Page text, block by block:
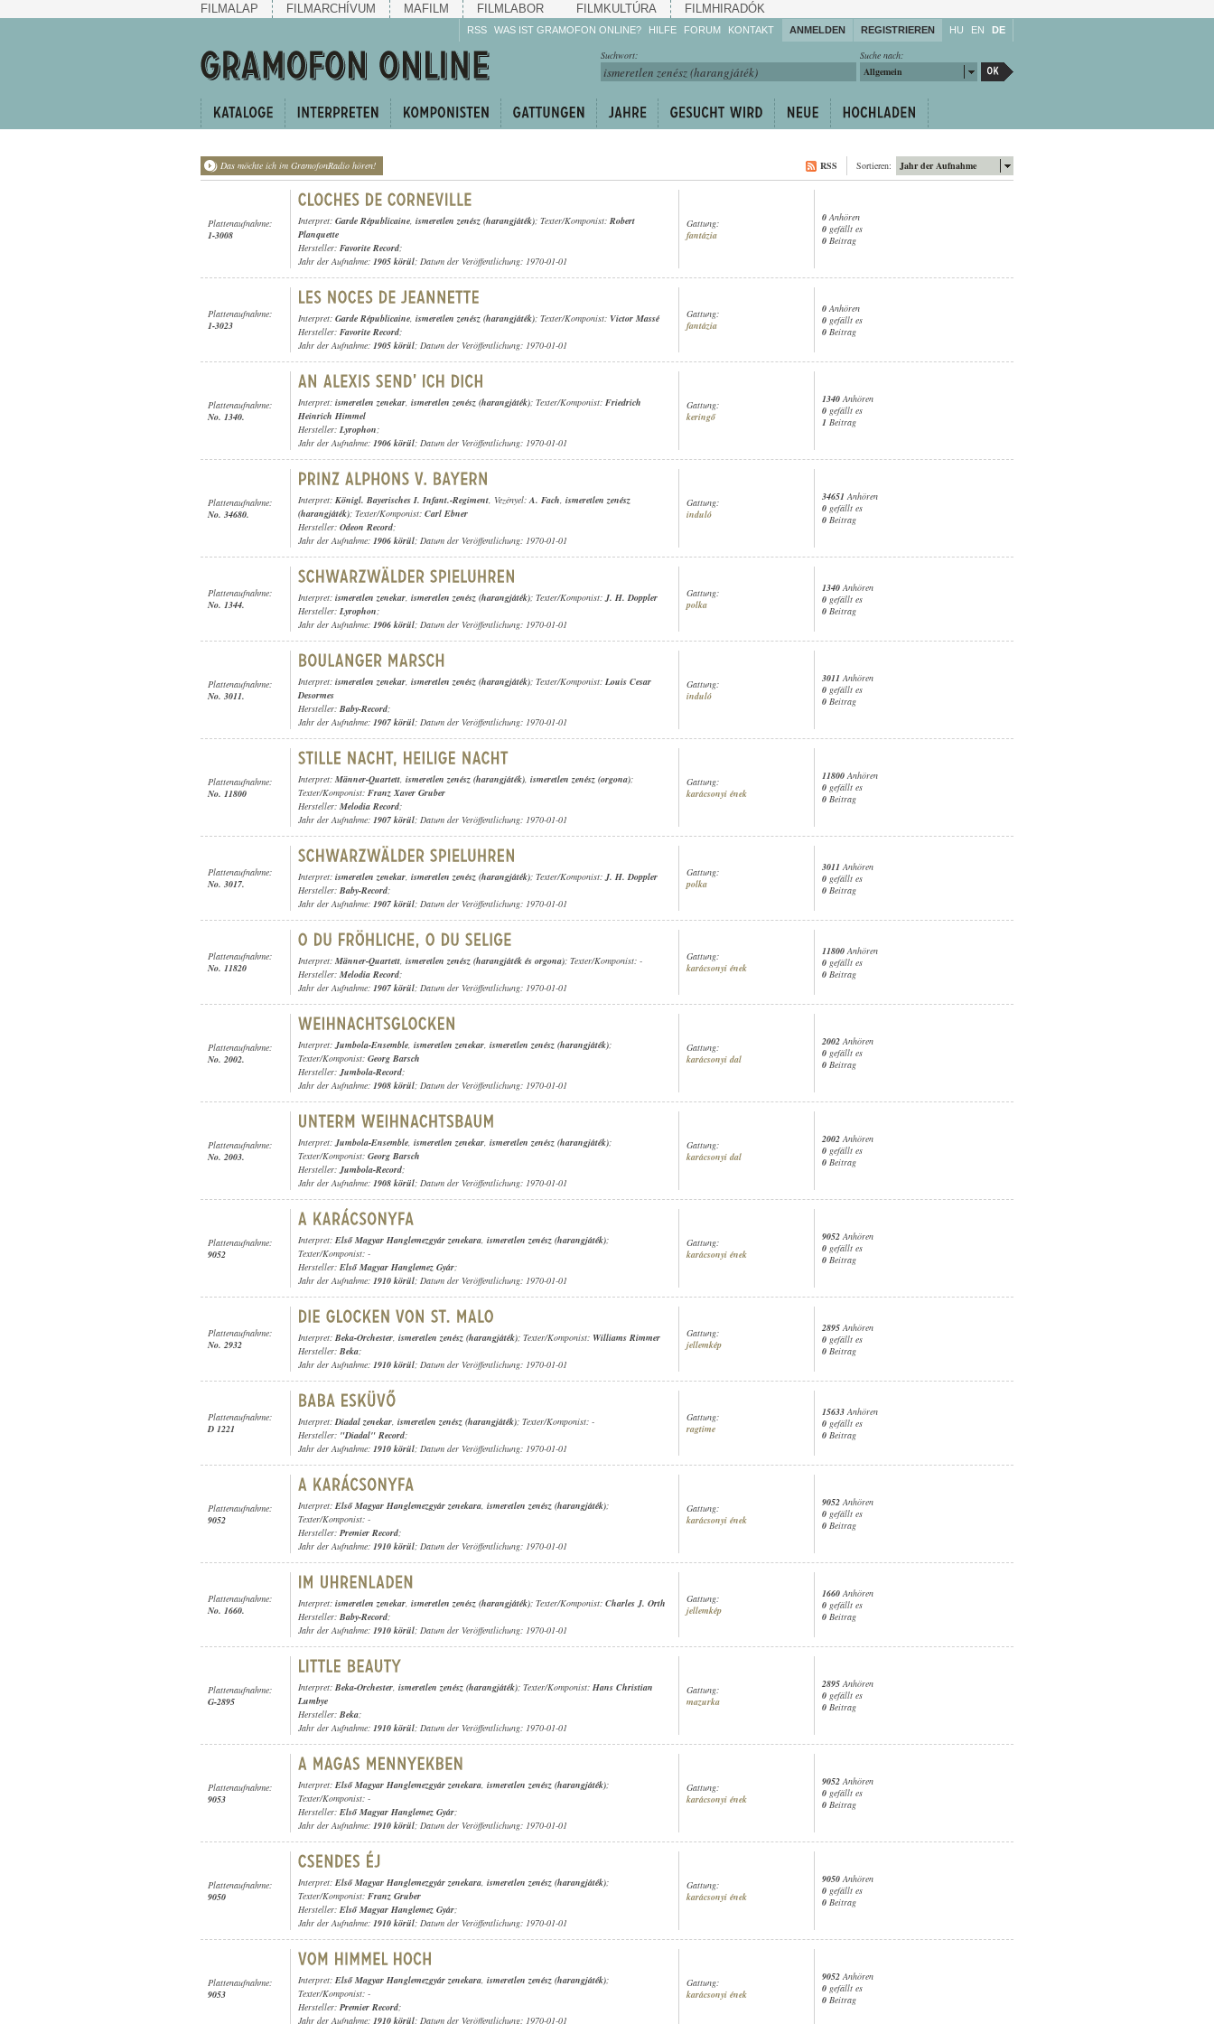
FILMALAP FILMARCHÍVUM MAFILM FILMLABOR FILMKULTÚRA FILMHIRADÓK
RSS WAS IST GRAMOFON ONLINE? HILFE
Machen Sie mit!
Reden Sie mit!
weiter!
FORUM KONTAKT ANMELDEN REGISTRIEREN HU EN DE
Suche nach:
Allgemein
Suchwort:
Das möchte ich im GramofonRadio hören! Jahr der Aufnahme
Sortieren:
RSS
Plattenaufnahme:
1-3008
Interpret: Garde Républicaine, ismeretlen zenész (harangjáték); Texter/Komponist: Robert
Planquette
Hersteller: Favorite Record;
Jahr der Aufnahme: 1905 körül; Datum der Veröffentlichung: 1970-01-01
Gattung:
fantázia
0Anhören
0 gefällt es
0 Beitrag
Plattenaufnahme:
1-3023
Interpret: Garde Républicaine, ismeretlen zenész (harangjáték); Texter/Komponist: Victor Massé
Hersteller: Favorite Record;
Jahr der Aufnahme: 1905 körül; Datum der Veröffentlichung: 1970-01-01
Gattung:
fantázia
0 Anhören
0 gefällt es
0 Beitrag
Plattenaufnahme:
No. 1340.
Interpret: ismeretlen zenekar, ismeretlen zenész (harangjáték); Texter/Komponist: Friedrich
Heinrich Himmel
Hersteller: Lyrophon;
Jahr der Aufnahme: 1906 körül; Datum der Veröffentlichung: 1970-01-01
Gattung:
keringő
1340Anhören
0 gefällt es
1 Beitrag
Plattenaufnahme:
No. 34680.
Interpret: Königl. Bayerisches I. Infant.-Regiment, Vezényel:A. Fach, ismeretlen zenész
(harangjáték); Texter/Komponist: Carl Ebner
Hersteller: Odeon Record;
Jahr der Aufnahme: 1906 körül; Datum der Veröffentlichung: 1970-01-01
Gattung:
induló
34651 Anhören
0 gefällt es
0 Beitrag
Plattenaufnahme:
No. 1344.
Interpret: ismeretlen zenekar, ismeretlen zenész (harangjáték); Texter/Komponist:J. H. Doppler
Hersteller: Lyrophon;
Jahr der Aufnahme: 1906 körül; Datum der Veröffentlichung: 1970-01-01
Gattung:
polka
1340 Anhören
0 gefällt es
0 Beitrag
Plattenaufnahme:
No. 3011.
Interpret: ismeretlen zenekar, ismeretlen zenész (harangjáték); Texter/Komponist: Louis Cesar
Desormes
Hersteller: Baby-Record;
Jahr der Aufnahme: 1907 körül; Datum der Veröffentlichung: 1970-01-01
Gattung:
induló
3011 Anhören
0 gefällt es
0 Beitrag
Plattenaufnahme:
No. 11800
Interpret: Männer-Quartett, ismeretlen zenész (harangjáték), ismeretlen zenész (orgona);
Texter/Komponist: Franz Xaver Gruber
Hersteller: Melodia Record;
Jahr der Aufnahme: 1907 körül; Datum der Veröffentlichung: 1970-01-01
Gattung:
karácsonyi ének
11800Anhören
0 gefällt es
0 Beitrag
Plattenaufnahme:
No. 3017.
Interpret: ismeretlen zenekar, ismeretlen zenész (harangjáték); Texter/Komponist:J. H. Doppler
Hersteller: Baby-Record;
Jahr der Aufnahme: 1907 körül; Datum der Veröffentlichung: 1970-01-01
Gattung:
polka
3011 Anhören
0 gefällt es
0 Beitrag
Plattenaufnahme:
No. 11820
Interpret: Männer-Quartett, ismeretlen zenész (harangjáték és orgona); Texter/Komponist: -
Hersteller: Melodia Record;
Jahr der Aufnahme: 1907 körül; Datum der Veröffentlichung: 1970-01-01
Gattung:
karácsonyi ének
11800 Anhören
0 gefällt es
0 Beitrag
Plattenaufnahme:
No. 2002.
Interpret:Jumbola-Ensemble, ismeretlen zenekar, ismeretlen zenész (harangjáték);
Texter/Komponist: Georg Barsch
Hersteller:Jumbola-Record;
Jahr der Aufnahme: 1908 körül; Datum der Veröffentlichung: 1970-01-01
Gattung:
karácsonyi dal
2002Anhören
0 gefällt es
0 Beitrag
Plattenaufnahme:
No. 2003.
Interpret:Jumbola-Ensemble, ismeretlen zenekar, ismeretlen zenész (harangjáték);
Texter/Komponist: Georg Barsch
Hersteller:Jumbola-Record;
Jahr der Aufnahme: 1908 körül; Datum der Veröffentlichung: 1970-01-01
Gattung:
karácsonyi dal
2002Anhören
0 gefällt es
0 Beitrag
Plattenaufnahme:
9052
Interpret: Első Magyar Hanglemezgyár zenekara, ismeretlen zenész (harangjáték);
Texter/Komponist: -
Hersteller: Első Magyar Hanglemez Gyár;
Jahr der Aufnahme: 1910 körül; Datum der Veröffentlichung: 1970-01-01
Gattung:
karácsonyi ének
9052Anhören
0 gefällt es
0 Beitrag
Plattenaufnahme:
No. 2932
Interpret: Beka-Orchester, ismeretlen zenész (harangjáték); Texter/Komponist: Williams Rimmer
Hersteller: Beka;
Jahr der Aufnahme: 1910 körül; Datum der Veröffentlichung: 1970-01-01
Gattung:
jellemkép
2895 Anhören
0 gefällt es
0 Beitrag
Plattenaufnahme:
D 1221
Interpret:Diadal zenekar, ismeretlen zenész (harangjáték); Texter/Komponist: -
Hersteller: "Diadal" Record;
Jahr der Aufnahme: 1910 körül; Datum der Veröffentlichung: 1970-01-01
Gattung:
ragtime
15633 Anhören
0 gefällt es
0 Beitrag
Plattenaufnahme:
9052
Interpret: Első Magyar Hanglemezgyár zenekara, ismeretlen zenész (harangjáték);
Texter/Komponist: -
Hersteller: Premier Record;
Jahr der Aufnahme: 1910 körül; Datum der Veröffentlichung: 1970-01-01
Gattung:
karácsonyi ének
9052Anhören
0 gefällt es
0 Beitrag
Plattenaufnahme:
No. 1660.
Interpret: ismeretlen zenekar, ismeretlen zenész (harangjáték); Texter/Komponist: Charles J. Orth
Hersteller: Baby-Record;
Jahr der Aufnahme: 1910 körül; Datum der Veröffentlichung: 1970-01-01
Gattung:
jellemkép
1660 Anhören
0 gefällt es
0 Beitrag
Plattenaufnahme:
G-2895
Interpret: Beka-Orchester, ismeretlen zenész (harangjáték); Texter/Komponist: Hans Christian
Lumbye
Hersteller: Beka;
Jahr der Aufnahme: 1910 körül; Datum der Veröffentlichung: 1970-01-01
Gattung:
mazurka
2895Anhören
0 gefällt es
0 Beitrag
Plattenaufnahme:
9053
Interpret: Első Magyar Hanglemezgyár zenekara, ismeretlen zenész (harangjáték);
Texter/Komponist: -
Hersteller: Első Magyar Hanglemez Gyár;
Jahr der Aufnahme: 1910 körül; Datum der Veröffentlichung: 1970-01-01
Gattung:
karácsonyi ének
9052Anhören
0 gefällt es
0 Beitrag
Plattenaufnahme:
9050
Interpret: Első Magyar Hanglemezgyár zenekara, ismeretlen zenész (harangjáték);
Texter/Komponist: Franz Gruber
Hersteller: Első Magyar Hanglemez Gyár;
Jahr der Aufnahme: 1910 körül; Datum der Veröffentlichung: 1970-01-01
Gattung:
karácsonyi ének
9050Anhören
0 gefällt es
0 Beitrag
Plattenaufnahme:
9053
Interpret: Első Magyar Hanglemezgyár zenekara, ismeretlen zenész (harangjáték);
Texter/Komponist: -
Hersteller: Premier Record;
Jahr der Aufnahme: 1910 körül; Datum der Veröffentlichung: 1970-01-01
Gattung:
karácsonyi ének
9052Anhören
0 gefällt es
0 Beitrag